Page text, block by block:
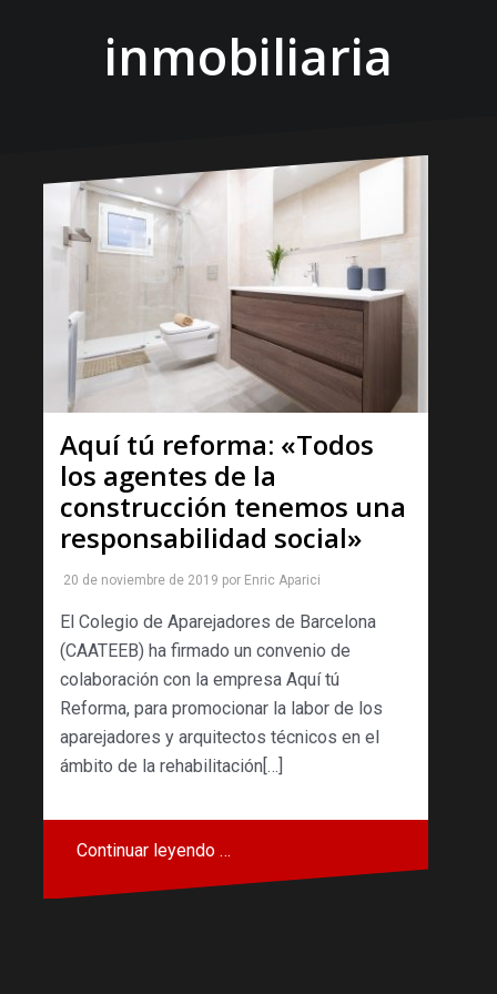
inmobiliaria
Aquí tú reforma: «Todos
los agentes de la
construcción tenemos una
responsabilidad social»
20 de noviembre de 2019 por Enric Aparici
El Colegio de Aparejadores de Barcelona
(CAATEEB) ha firmado un convenio de
colaboración con la empresa Aquí tú
Reforma, para promocionar la labor de los
aparejadores y arquitectos técnicos en el
ámbito de la rehabilitación[…]
Continuar leyendo …